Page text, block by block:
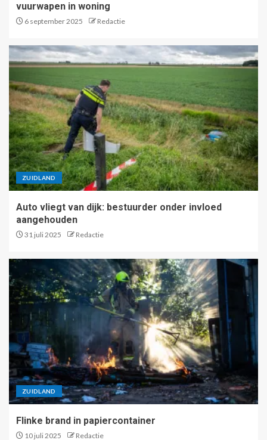
vuurwapen in woning
6 september 2025 Redactie
ZUIDLAND
Auto vliegt van dijk: bestuurder onder invloed
aangehouden
31 juli 2025 Redactie
ZUIDLAND
Flinke brand in papiercontainer
10 juli 2025 Redactie